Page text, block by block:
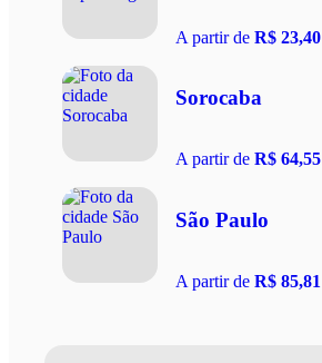
A partir de R$ 23,40
Sorocaba
A partir de R$ 64,55
São Paulo
A partir de R$ 85,81